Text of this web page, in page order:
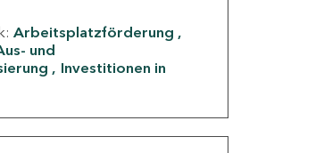
Arbeitsplatzförderung
und
Investitionen in